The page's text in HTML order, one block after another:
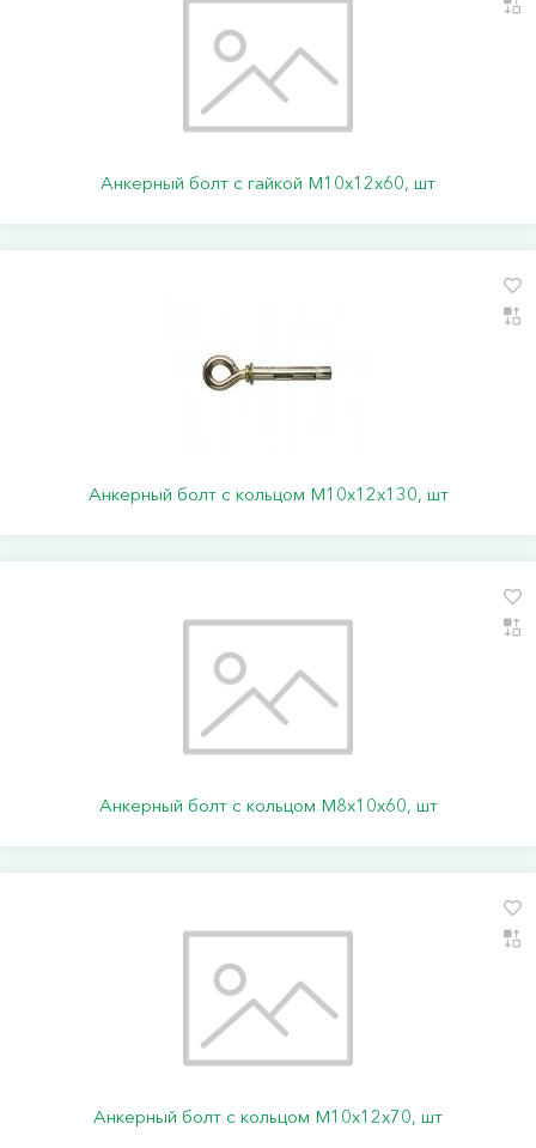
Анкерный болт с гайкой М10х12х60, шт
Анкерный болт с кольцом М10х12х130, шт
Анкерный болт с кольцом М8х10х60, шт
Анкерный болт с кольцом М10х12х70, шт